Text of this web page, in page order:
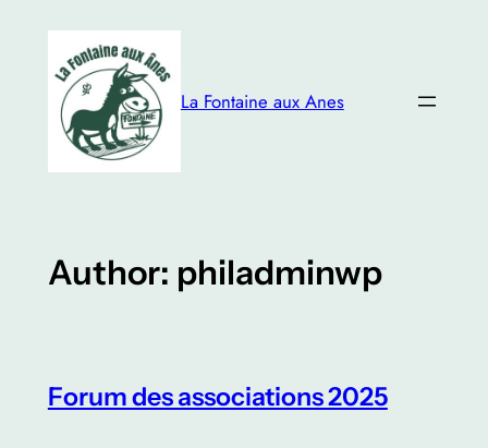
content
La Fontaine aux Anes
Author: philadminwp
Forum des associations 2025